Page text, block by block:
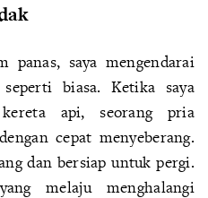
panas, saya mengendarai
biasa. Ketika saya
api, seorang pria
cepat menyeberang.
dan bersiap untuk pergi.
melaju menghalangi